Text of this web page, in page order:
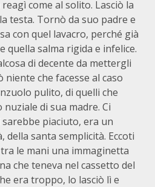
come al solito. Lasciò la
testa. Tornò da suo padre e
con quel lavacro, perché già
quella salma rigida e infelice.
di decente da mettergli
che facesse al caso
pulito, di quelli che
di sua madre. Ci
piaciuto, era un
della santa semplicità. Eccoti
le mani una immaginetta
che teneva nel cassetto del
era troppo, lo lasciò lì e